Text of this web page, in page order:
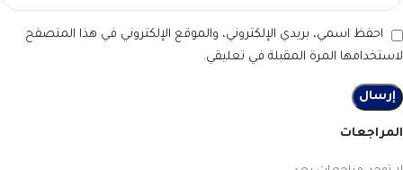
المراجعات
احفظ اسمي، بريدي الإلكتروني، والموقع الإلكتروني في هذا المتصفح
لاستخدامها المرة المقبلة في تعليقي.